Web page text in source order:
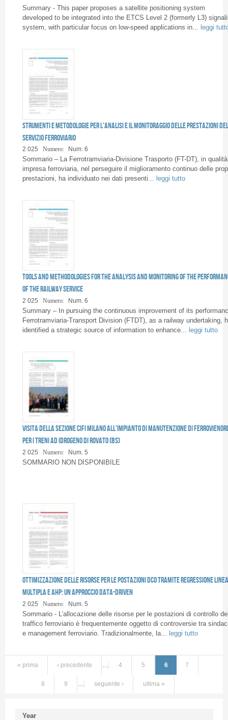
Summary - This paper proposes a satellite positioning system
developed to be integrated into the ETCS Level 2 (formerly L3)
system, with particular focus on low-speed applications in... leggi
Strumenti e metodologie per l’analisi e il monitoraggio delle prestazioni del
servizio ferroviario
2 025 Numero: Num. 6
Sommario – La Ferrotramviaria-Divisione Trasporto (FT-DT), in
impresa ferroviaria, nel perseguire il miglioramento continuo delle
prestazioni, ha individuato nei dati presenti... leggi tutto
Tools and methodologies for the analysis and monitoring of the
of the railway service
2 025 Numero: Num. 6
Summary – In pursuing the continuous improvement of its
Ferrotramviaria-Transport Division (FTDT), as a railway undertaking,
identified a strategic source of information to enhance... leggi tutto
Visita della sezione CIFI Milano all’impianto di manutenzione di
per i treni ad idrogeno di Rovato (BS)
2 025 Numero: Num. 5
SOMMARIO NON DISPONIBILE
Ottimizzazione delle risorse per le postazioni DCO tramite regressione
multipla e AHP: un approccio data-driven
2 025 Numero: Num. 5
Sommario - L’allocazione delle risorse per le postazioni di controllo
traffico ferroviario è frequentemente oggetto di controversie tra
e management ferroviario. Tradizionalmente, la... leggi tutto
« prima ‹ precedente 4 5 6 7
8 9 … seguente › ultima »
Year